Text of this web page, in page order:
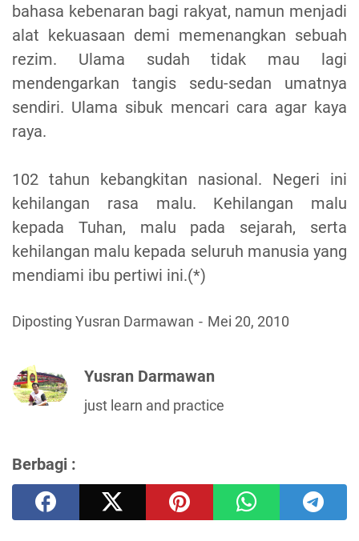
bahasa kebenaran bagi rakyat, namun menjadi
alat kekuasaan demi memenangkan sebuah
rezim. Ulama sudah tidak mau lagi
mendengarkan tangis sedu-sedan umatnya
sendiri. Ulama sibuk mencari cara agar kaya
raya.
102 tahun kebangkitan nasional. Negeri ini
kehilangan rasa malu. Kehilangan malu
kepada Tuhan, malu pada sejarah, serta
kehilangan malu kepada seluruh manusia yang
mendiami ibu pertiwi ini.(*)
Diposting Yusran Darmawan Mei 20, 2010
Yusran Darmawan
just learn and practice
Berbagi :